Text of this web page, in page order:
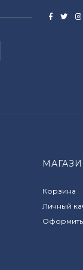
Корзина
Личный
Оформить